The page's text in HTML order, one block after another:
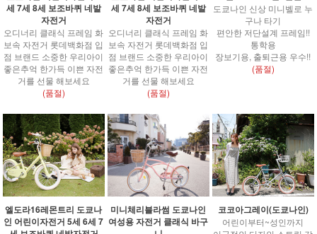
세 7세 8세 보조바퀴 네발
자전거
오디너리 클래식 프레임 화
보속 자전거 롯데백화점 입
점 브랜드 소중한 우리아이
좋은추억 한가득 이쁜 자전
거를 선물 해보세요
(품절)
세 7세 8세 보조바퀴 네발
자전거
오디너리 클래식 프레임 화
보속 자전거 롯데백화점 입
점 브랜드 소중한 우리아이
좋은추억 한가득 이쁜 자전
거를 선물 해보세요
(품절)
도쿄나인 신상 미니벨로 누
구나 타기
편안한 저단설계 프레임!!
통학용
장보기용, 출퇴근용 우수!!
(품절)
엘도라16레몬트리 도쿄나
인 어린이자전거 5세 6세 7
미니체리블라썸 도쿄나인
여성용 자전거 클래식 바구
코코아그레이(도쿄나인)
어린이부터~성인까지